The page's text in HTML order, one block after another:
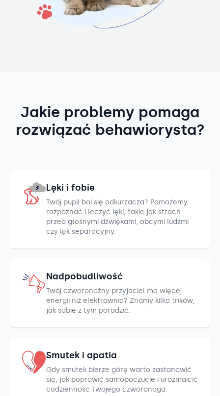
Jakie problemy pomaga
rozwiązać behawiorysta?
Lęki i fobie
Twój pupil boi się odkurzacza? Pomożemy
rozpoznać i leczyć lęki, takie jak strach
przed głośnymi dźwiękami, obcymi ludźmi
czy lęk separacyjny.
Nadpobudliwość
Twój czworonożny przyjaciel ma więcej
energii niż elektrownia? Znamy kilka trików,
jak sobie z tym poradzić.
Smutek i apatia
Gdy smutek bierze górę warto zastanowić
się, jak poprawić samopoczucie i urozmaicić
codzienność Twojego czworonoga.